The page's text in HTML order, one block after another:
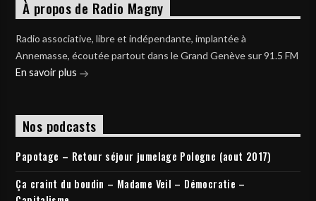
À propos de Radio Magny
Radio associative, libre et indépendante, implantée à
Annemasse, écoutée partout dans le Grand Genève sur 91.5 FM
En savoir plus
Nos podcasts
Papotage – Retour séjour jumelage Pologne (aout 2017)
Ça craint du boudin – Madame Veil – Démocratie –